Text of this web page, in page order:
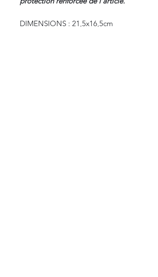
DIMENSIONS : 21,5x16,5cm